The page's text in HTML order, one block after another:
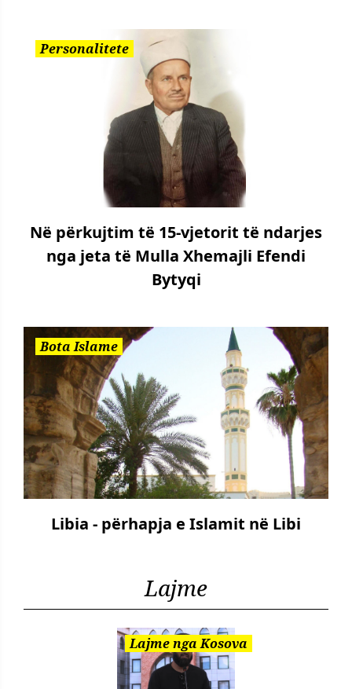
Personalitete
Në përkujtim të 15-vjetorit të ndarjes
nga jeta të Mulla Xhemajli Efendi
Bytyqi
Bota Islame
Libia - përhapja e Islamit në Libi
Lajme
Lajme nga Kosova